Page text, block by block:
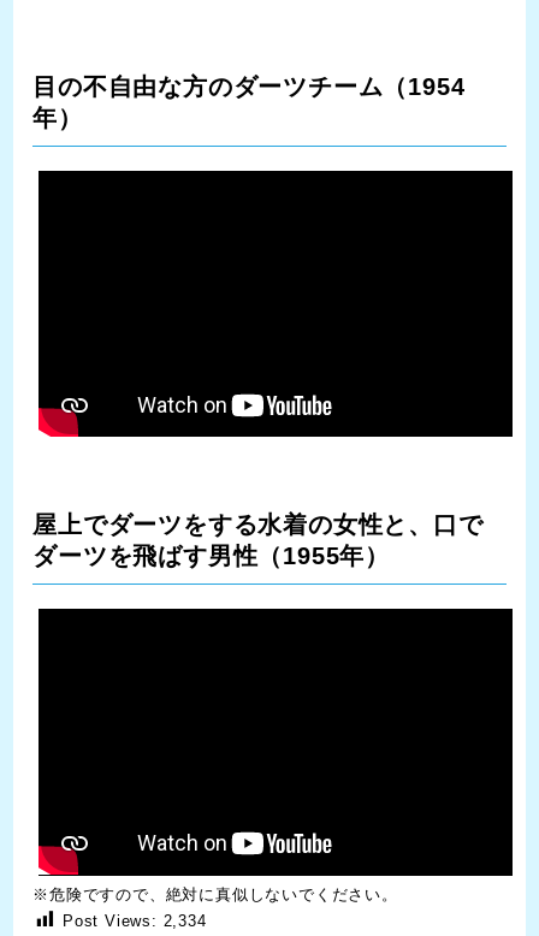
目の不自由な方のダーツチーム（1954
年）
屋上でダーツをする水着の女性と、口で
ダーツを飛ばす男性（1955年）
※危険ですので、絶対に真似しないでください。
Post Views: 2,334